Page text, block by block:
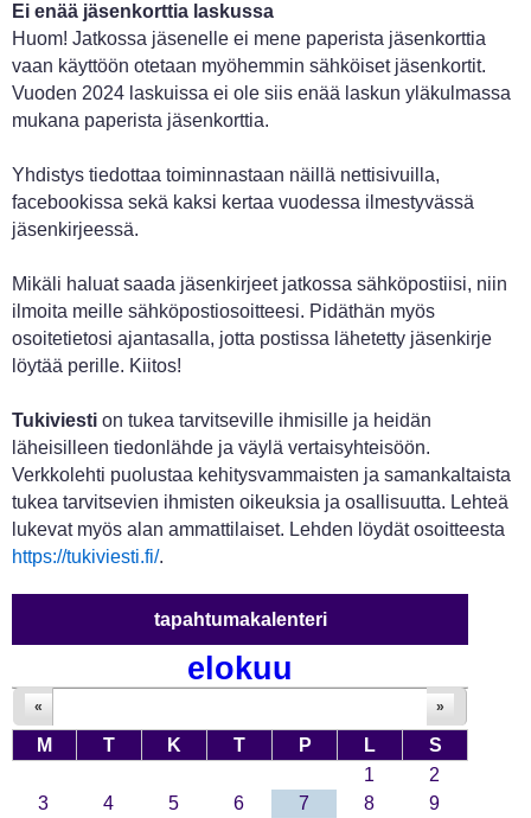
Ei enää jäsenkorttia laskussa
Huom! Jatkossa jäsenelle ei mene paperista jäsenkorttia
vaan käyttöön otetaan myöhemmin sähköiset jäsenkortit.
Vuoden 2024 laskuissa ei ole siis enää laskun yläkulmassa
mukana paperista jäsenkorttia.
Yhdistys tiedottaa toiminnastaan näillä nettisivuilla,
facebookissa sekä kaksi kertaa vuodessa ilmestyvässä
jäsenkirjeessä.
Mikäli haluat saada jäsenkirjeet jatkossa sähköpostiisi, niin
ilmoita meille sähköpostiosoitteesi. Pidäthän myös
osoitetietosi ajantasalla, jotta postissa lähetetty jäsenkirje
löytää perille. Kiitos!
Tukiviesti on tukea tarvitseville ihmisille ja heidän
läheisilleen tiedonlähde ja väylä vertaisyhteisöön.
Verkkolehti puolustaa kehitysvammaisten ja samankaltaista
tukea tarvitsevien ihmisten oikeuksia ja osallisuutta. Lehteä
lukevat myös alan ammattilaiset. Lehden löydät osoitteesta
https://tukiviesti.fi/.
tapahtumakalenteri
elokuu
« »
M T K T P L
S
1
2
3
4 5 6 7 8
9